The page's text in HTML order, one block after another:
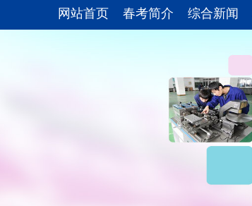
网站首页 春考简介 综合新闻